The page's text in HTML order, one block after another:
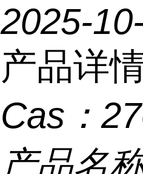
2025-
产品详
Cas：
产品名